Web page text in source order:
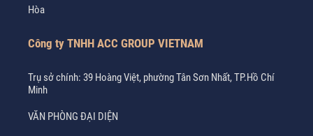
Hòa
Công ty TNHH ACC GROUP VIETNAM
Trụ sở chính: 39 Hoàng Việt, phường Tân Sơn Nhất, TP.Hồ Chí
Minh
VĂN PHÒNG ĐẠI DIỆN